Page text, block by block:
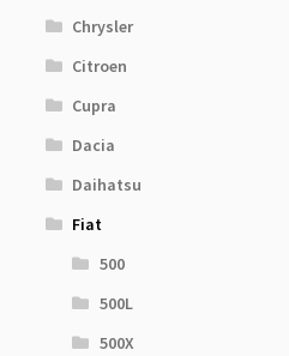
Chrysler
Citroen
Cupra
Dacia
Daihatsu
Fiat
500
500L
500X